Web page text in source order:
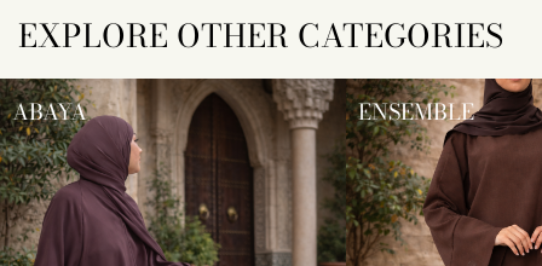
EXPLORE OTHER CATEGORIES
ABAYA ENSEMBLE